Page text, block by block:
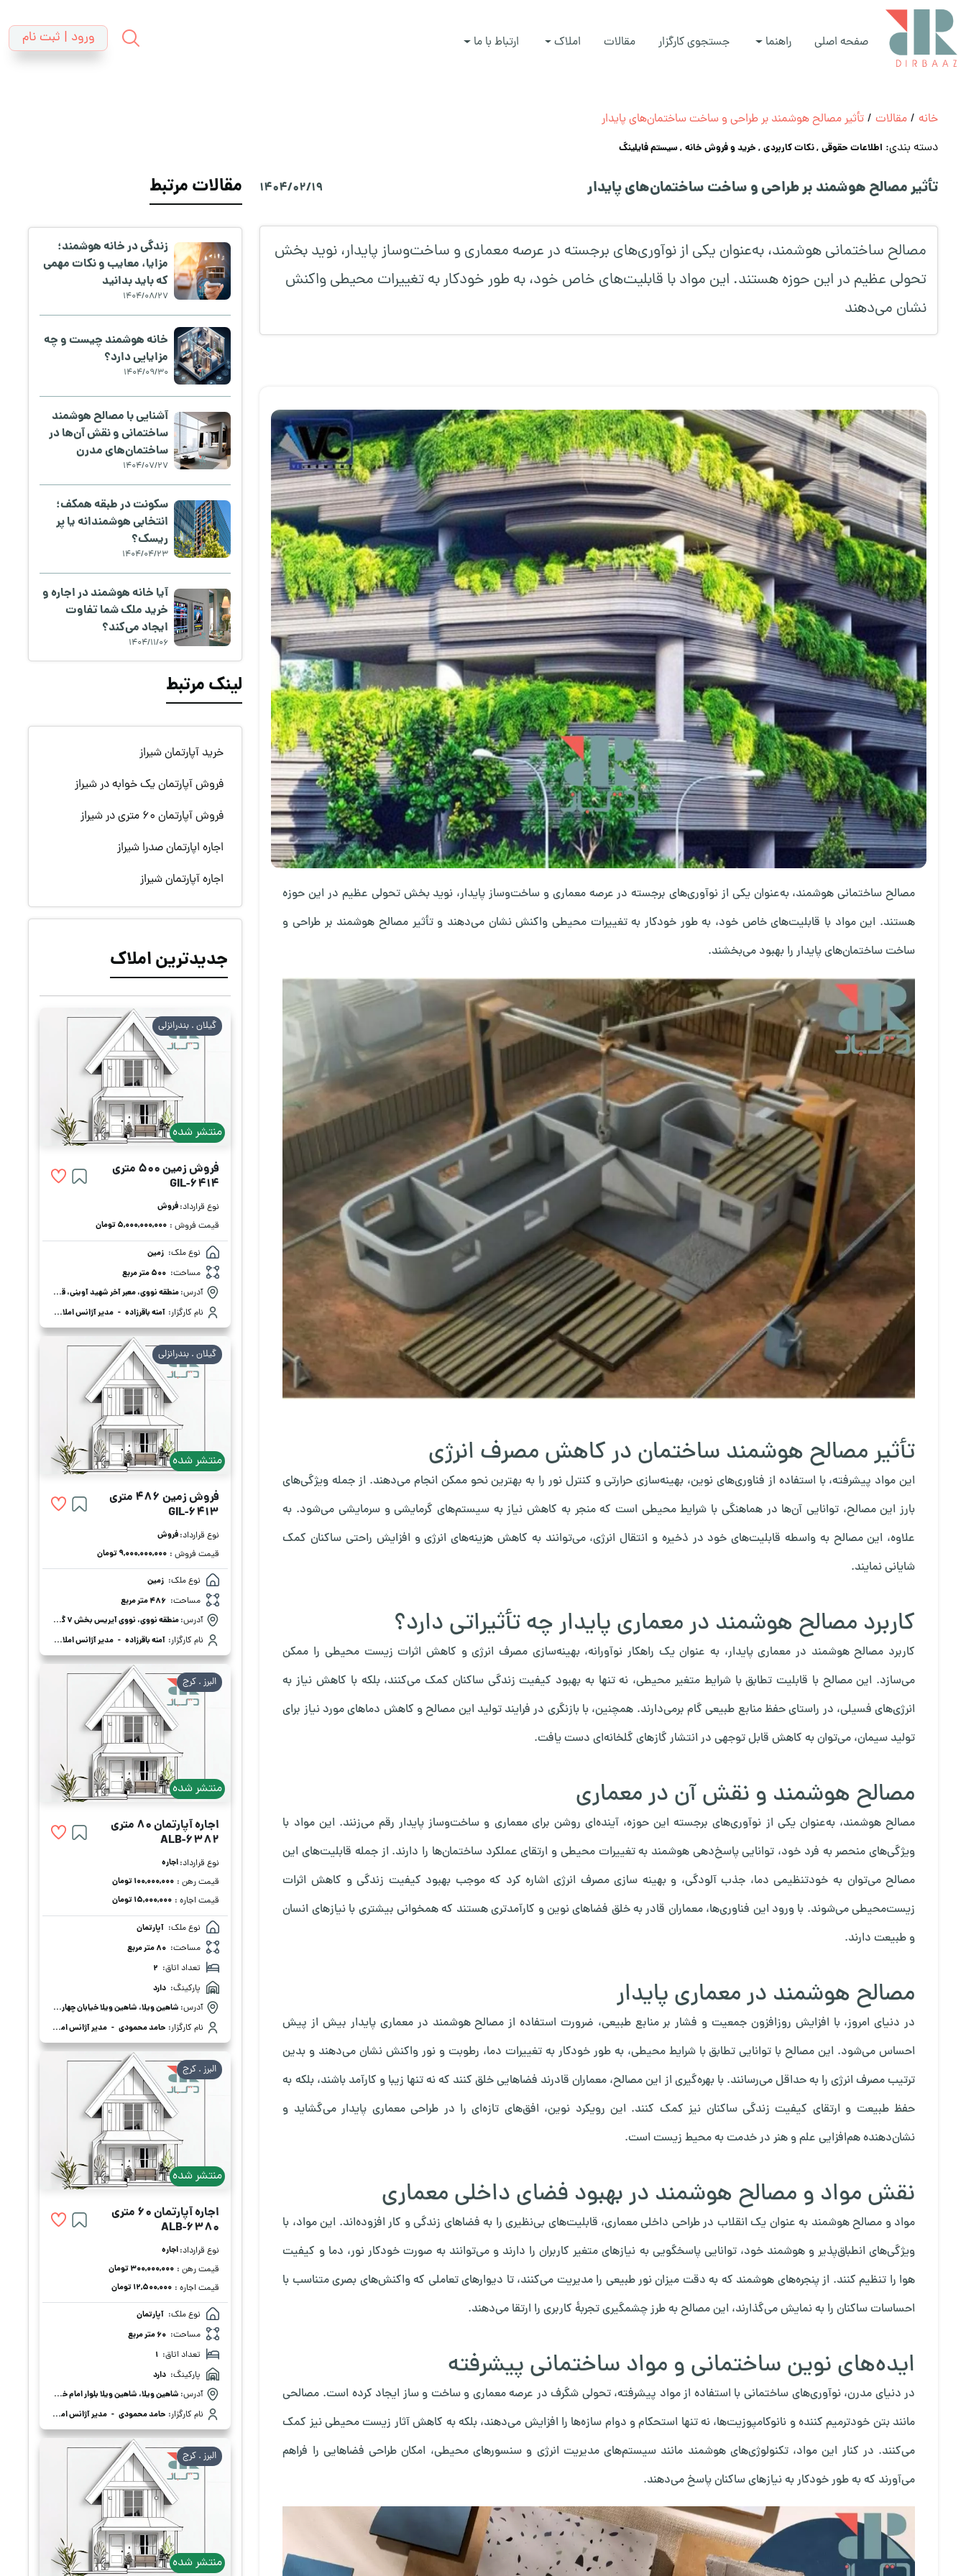
صفحه اصلی راهنما جستجوی کارگزار مقالات املاک ارتباط با ما ورود | ثبت نام
خانه / مقالات / تأثیر مصالح هوشمند بر طراحی و ساخت ساختمان‌های پایدار
دسته بندی: اطلاعات حقوقی, نکات کاربردی, خرید و فروش خانه, سیستم فایلینگ
تأثیر مصالح هوشمند بر طراحی و ساخت ساختمان‌های پایدار 1404/02/19
مصالح ساختمانی هوشمند، به‌عنوان یکی از نوآوری‌های برجسته در عرصه معماری و ساخت‌وساز پایدار، نوید بخش
تحولی عظیم در این حوزه هستند. این مواد با قابلیت‌های خاص خود، به طور خودکار به تغییرات محیطی واکنش
نشان می‌دهند
مصالح ساختمانی هوشمند، به‌عنوان یکی از نوآوری‌های برجسته در عرصه معماری و ساخت‌وساز پایدار، نوید بخش تحولی عظیم در این حوزه
هستند. این مواد با قابلیت‌های خاص خود، به طور خودکار به تغییرات محیطی واکنش نشان می‌دهند و تأثیر مصالح هوشمند بر طراحی و
ساخت ساختمان‌های پایدار را بهبود می‌بخشند.
تأثیر مصالح هوشمند ساختمان در کاهش مصرف انرژی
این مواد پیشرفته، با استفاده از فناوری‌های نوین، بهینه‌سازی حرارتی و کنترل نور را به بهترین نحو ممکن انجام می‌دهند. از جمله ویژگی‌های
بارز این مصالح، توانایی آن‌ها در هماهنگی با شرایط محیطی است که منجر به کاهش نیاز به سیستم‌های گرمایشی و سرمایشی می‌شود. به
علاوه، این مصالح به واسطه قابلیت‌های خود در ذخیره و انتقال انرژی، می‌توانند به کاهش هزینه‌های انرژی و افزایش راحتی ساکنان کمک
شایانی نمایند.
کاربرد مصالح هوشمند در معماری پایدار چه تأثیراتی دارد؟
کاربرد مصالح هوشمند در معماری پایدار، به عنوان یک راهکار نوآورانه، بهینه‌سازی مصرف انرژی و کاهش اثرات زیست محیطی را ممکن
می‌سازد. این مصالح با قابلیت تطابق با شرایط متغیر محیطی، نه تنها به بهبود کیفیت زندگی ساکنان کمک می‌کنند، بلکه با کاهش نیاز به
انرژی‌های فسیلی، در راستای حفظ منابع طبیعی گام برمی‌دارند. همچنین، با بازنگری در فرایند تولید این مصالح و کاهش دماهای مورد نیاز برای
تولید سیمان، می‌توان به کاهش قابل توجهی در انتشار گازهای گلخانه‌ای دست یافت.
مصالح هوشمند و نقش آن در معماری
مصالح هوشمند، به‌عنوان یکی از نوآوری‌های برجسته این حوزه، آینده‌ای روشن برای معماری و ساخت‌وساز پایدار رقم می‌زنند. این مواد با
ویژگی‌های منحصر به فرد خود، توانایی پاسخ‌دهی هوشمند به تغییرات محیطی و ارتقای عملکرد ساختمان‌ها را دارند. از جمله قابلیت‌های این
مصالح می‌توان به خودتنظیمی دما، جذب آلودگی، و بهینه سازی مصرف انرژی اشاره کرد که موجب بهبود کیفیت زندگی و کاهش اثرات
زیست‌محیطی می‌شوند. با ورود این فناوری‌ها، معماران قادر به خلق فضاهای نوین و کارآمدتری هستند که همخوانی بیشتری با نیازهای انسان
و طبیعت دارند.
مصالح هوشمند در معماری پایدار
در دنیای امروز، با افزایش روزافزون جمعیت و فشار بر منابع طبیعی، ضرورت استفاده از مصالح هوشمند در معماری پایدار بیش از پیش
احساس می‌شود. این مصالح با توانایی تطابق با شرایط محیطی، به طور خودکار به تغییرات دما، رطوبت و نور واکنش نشان می‌دهند و بدین
ترتیب مصرف انرژی را به حداقل می‌رسانند. با بهره‌گیری از این مصالح، معماران قادرند فضاهایی خلق کنند که نه تنها زیبا و کارآمد باشند، بلکه به
حفظ طبیعت و ارتقای کیفیت زندگی ساکنان نیز کمک کنند. این رویکرد نوین، افق‌های تازه‌ای را در طراحی معماری پایدار می‌گشاید و
نشان‌دهنده هم‌افزایی علم و هنر در خدمت به محیط زیست است.
نقش مواد و مصالح هوشمند در بهبود فضای داخلی معماری
مواد و مصالح هوشمند به عنوان یک انقلاب در طراحی داخلی معماری، قابلیت‌های بی‌نظیری را به فضاهای زندگی و کار افزوده‌اند. این مواد، با
ویژگی‌های انطباق‌پذیر و هوشمند خود، توانایی پاسخگویی به نیازهای متغیر کاربران را دارند و می‌توانند به صورت خودکار نور، دما و کیفیت
هوا را تنظیم کنند. از پنجره‌های هوشمند که به دقت میزان نور طبیعی را مدیریت می‌کنند، تا دیوارهای تعاملی که واکنش‌های بصری متناسب با
احساسات ساکنان را به نمایش می‌گذارند، این مصالح به طرز چشمگیری تجربهٔ کاربری را ارتقا می‌دهند.
ایده‌های نوین ساختمانی و مواد ساختمانی پیشرفته
در دنیای مدرن، نوآوری‌های ساختمانی با استفاده از مواد پیشرفته، تحولی شگرف در عرصه معماری و ساخت و ساز ایجاد کرده است. مصالحی
مانند بتن خودترمیم کننده و نانوکامپوزیت‌ها، نه تنها استحکام و دوام سازه‌ها را افزایش می‌دهند، بلکه به کاهش آثار زیست محیطی نیز کمک
می‌کنند. در کنار این مواد، تکنولوژی‌های هوشمند مانند سیستم‌های مدیریت انرژی و سنسورهای محیطی، امکان طراحی فضاهایی را فراهم
می‌آورند که به طور خودکار به نیازهای ساکنان پاسخ می‌دهند.
مقالات مرتبط
زندگی در خانه هوشمند؛
مزایا، معایب و نکات مهمی
که باید بدانید
1404/08/27
خانه هوشمند چیست و چه
مزایایی دارد؟
1404/09/30
آشنایی با مصالح هوشمند
ساختمانی و نقش آن‌ها در
ساختمان‌های مدرن
1404/07/27
سکونت در طبقه همکف؛
انتخابی هوشمندانه یا پر
ریسک؟
1404/04/23
آیا خانه هوشمند در اجاره و
خرید ملک شما تفاوت
ایجاد می‌کند؟
1404/11/06
لینک مرتبط
خرید آپارتمان شیراز
فروش آپارتمان یک خوابه در شیراز
فروش آپارتمان 60 متری در شیراز
اجاره اپارتمان صدرا شیراز
اجاره آپارتمان شیراز
جدیدترین املاک
منتشر شده
گیلان . بندرانزلی
فروش زمین 500 متری
GIL-6414
نوع قرارداد:فروش
قیمت فروش : ۵,۰۰۰,۰۰۰,۰۰۰ تومان
نوع ملک: زمین
مساحت: 500 متر مربع
آدرس:
منطقه نووی، معبر آخر شهید آوینی، قراره سوم دست راست، پلاک 5
نام کارگزار: آمنه باقرزاده - مدیر آژانس املاک پانا بانو
منتشر شده
گیلان . بندرانزلی
فروش زمین 486 متری
GIL-6413
نوع قرارداد:فروش
قیمت فروش : ۹,۰۰۰,۰۰۰,۰۰۰ تومان
نوع ملک: زمین
مساحت: 486 متر مربع
آدرس:
منطقه نووی، نووی آیریس بخش 7 گیلان
نام کارگزار: آمنه باقرزاده - مدیر آژانس املاک پانا بانو
منتشر شده
البرز . كرج
اجاره آپارتمان 80 متری
ALB-6382
نوع قرارداد:اجاره
قیمت رهن : ۱۰۰,۰۰۰,۰۰۰ تومان
قیمت اجاره : ۱۵,۰۰۰,۰۰۰ تومان
نوع ملک: آپارتمان
مساحت: 80 متر مربع
تعداد اتاق: 2
پارکینگ: دارد
آدرس:
شاهین ویلا، شاهین ویلا خیابان چهارم غربی، 3
نام کارگزار: حامد محمودی - مدیر آژانس املاک حامد محمودی
منتشر شده
البرز . كرج
اجاره آپارتمان 60 متری
ALB-6380
نوع قرارداد:اجاره
قیمت رهن : ۳۰۰,۰۰۰,۰۰۰ تومان
قیمت اجاره : ۱۲,۵۰۰,۰۰۰ تومان
نوع ملک: آپارتمان
مساحت: 60 متر مربع
تعداد اتاق: 1
پارکینگ: دارد
آدرس:
شاهین ویلا، شاهین ویلا بلوار امام خمینی، 4
نام کارگزار: حامد محمودی - مدیر آژانس املاک حامد محمودی
منتشر شده
البرز . كرج